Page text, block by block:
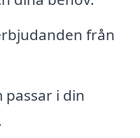
från
i din